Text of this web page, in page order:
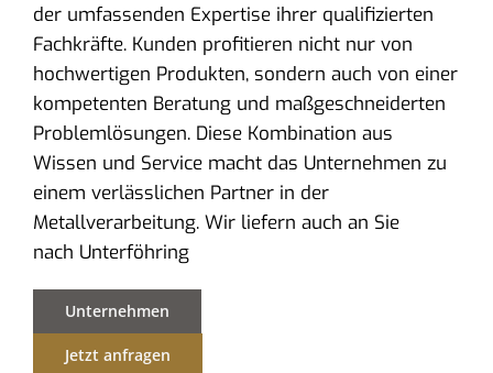
der umfassenden Expertise ihrer qualifizierten
Fachkräfte. Kunden profitieren nicht nur von
hochwertigen Produkten, sondern auch von einer
kompetenten Beratung und maßgeschneiderten
Problemlösungen. Diese Kombination aus
Wissen und Service macht das Unternehmen zu
einem verlässlichen Partner in der
Metallverarbeitung. Wir liefern auch an Sie
nach Unterföhring
Unternehmen
Jetzt anfragen